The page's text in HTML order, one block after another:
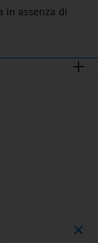
assenza di